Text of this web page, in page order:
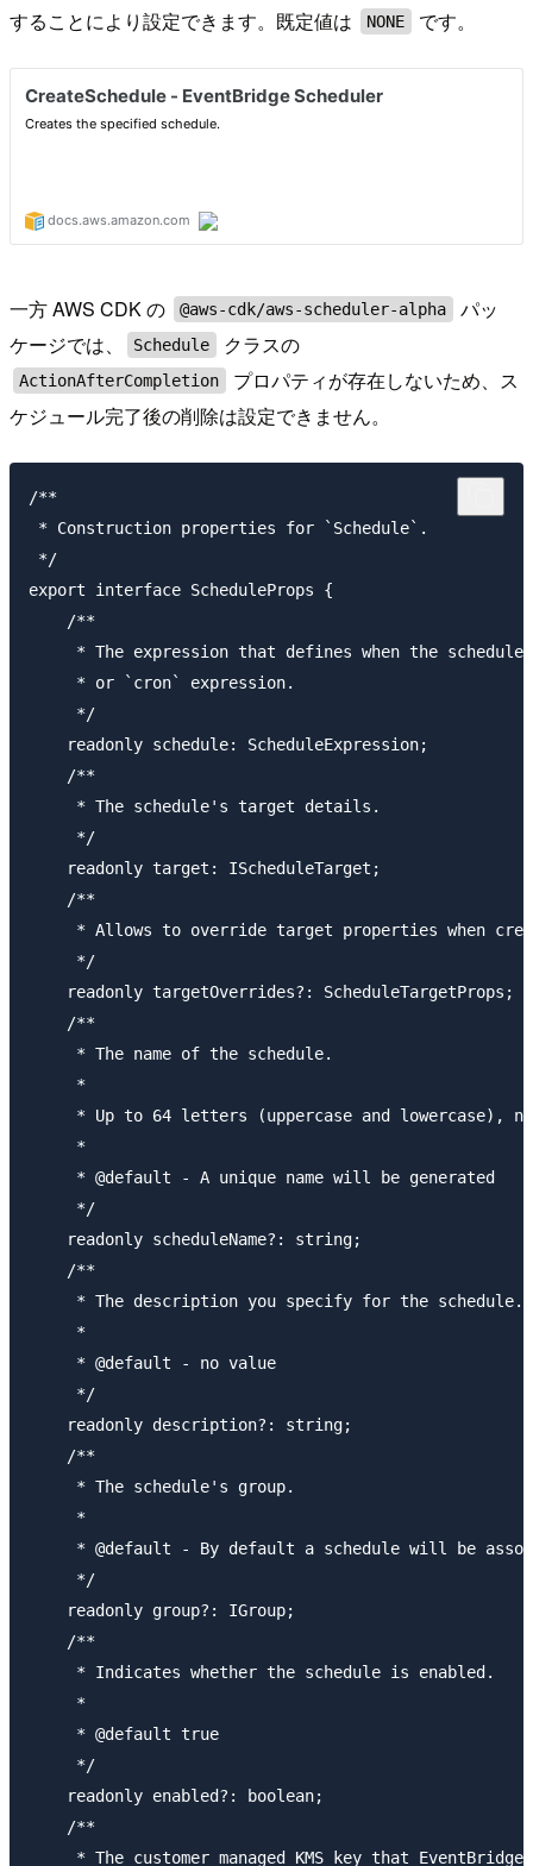
することにより設定できます。既定値は
NONE です。
一方 AWS CDK の @aws-cdk/aws-scheduler-alpha
パッ
ケージでは、
Schedule クラスの
ActionAfterCompletion
プロパティが存在しないため、ス
ケジュール完了後の削除は設定できません。
/**
* Construction properties for `Schedule`.
*/
export interface ScheduleProps {
    /**
* The expression that defines when the
     * or `cron` expression.
     */
    readonly schedule: ScheduleExpression;
    /**
     * The schedule's target details.
     */
    readonly target: IScheduleTarget;
    /**
* Allows to override target properties when
     */
    readonly targetOverrides?: ScheduleTargetProps;
    /**
     * The name of the schedule.
     *
* Up to 64 letters (uppercase and lowercase),
     *
     * @default - A unique name will be generated
     */
    readonly scheduleName?: string;
    /**
     * The description you specify for the schedule.
     *
     * @default - no value
     */
    readonly description?: string;
    /**
     * The schedule's group.
     *
* @default - By default a schedule will be
     */
    readonly group?: IGroup;
    /**
     * Indicates whether the schedule is enabled.
     *
     * @default true
     */
    readonly enabled?: boolean;
    /**
* The customer managed KMS key that